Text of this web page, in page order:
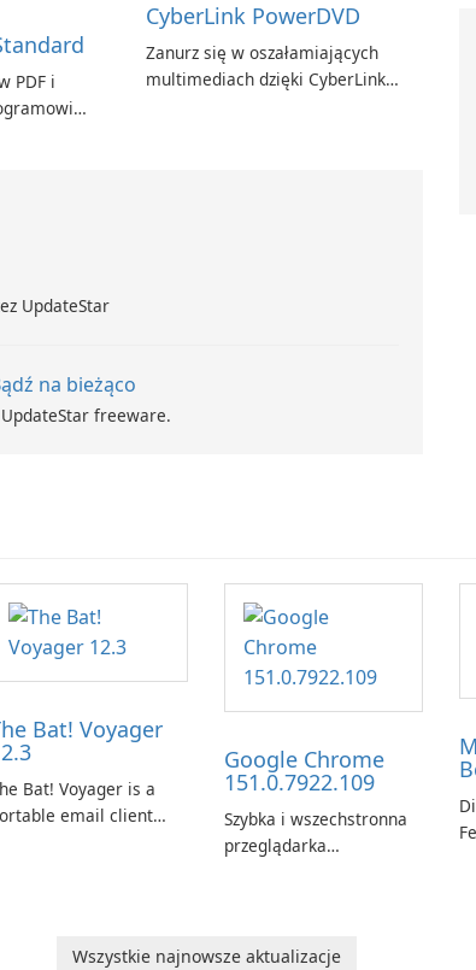
PDF i
CyberLink PowerDVD
Zanurz się w oszałamiających
multimediach dzięki CyberLink
UpdateStar
na bieżąco
freeware.
Bat! Voyager
Bat! Voyager is a
email client
Microsoft Windows.
Google Chrome
151.0.7922.109
Szybka i wszechstronna
przeglądarka
Wszystkie najnowsze aktualizacje